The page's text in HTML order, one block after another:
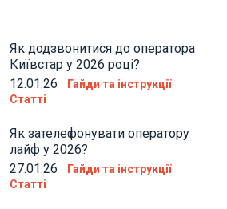
Як додзвонитися до оператора
Київстар у 2026 році?
12.01.26
Гайди та інструкції
Статті
Як зателефонувати оператору
лайф у 2026?
27.01.26
Гайди та інструкції
Статті